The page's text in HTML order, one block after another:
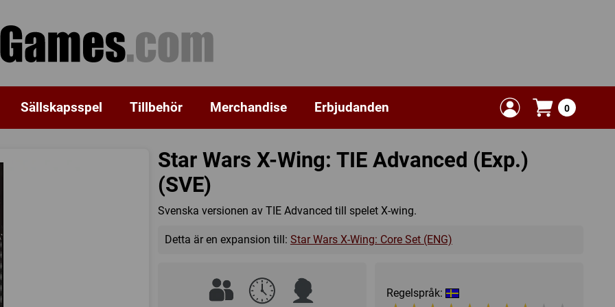
Sällskapsspel Tillbehör Merchandise Erbjudanden 0
Star Wars X-Wing: TIE Advanced (Exp.)
(SVE)
Svenska versionen av TIE Advanced till spelet X-wing.
Detta är en expansion till: Star Wars X-Wing: Core Set (ENG)
Regelspråk: